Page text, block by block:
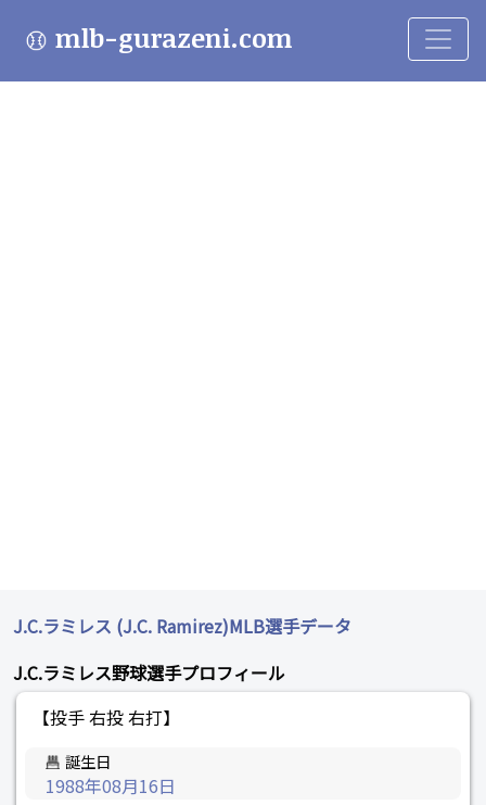
mlb-gurazeni.com
J.C.ラミレス (J.C. Ramirez)MLB選手データ
J.C.ラミレス野球選手プロフィール
【投手 右投 右打】
誕生日
1988年08月16日